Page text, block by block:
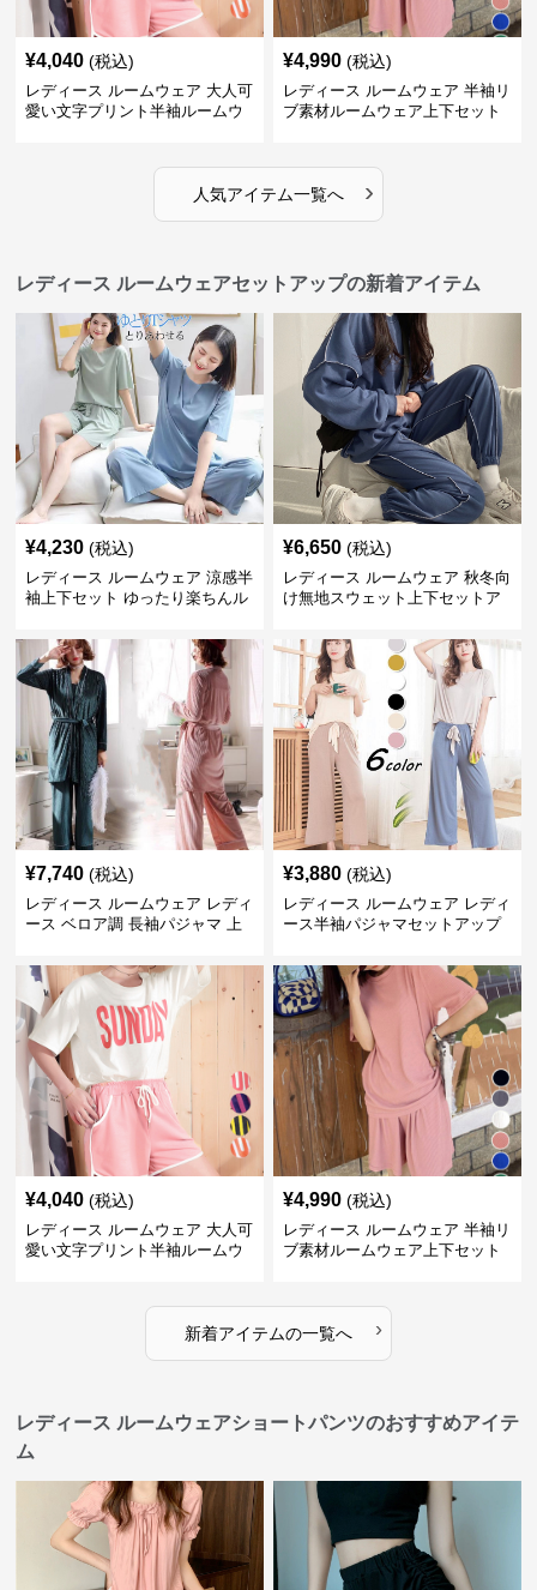
¥4,040 (税込)
レディース ルームウェア 大人可
愛い文字プリント半袖ルームウ
¥4,990 (税込)
レディース ルームウェア 半袖リ
ブ素材ルームウェア上下セット
人気アイテム一覧へ ›
レディース ルームウェアセットアップの新着アイテム
¥4,230 (税込)
レディース ルームウェア 涼感半
袖上下セット ゆったり楽ちんル
¥6,650 (税込)
レディース ルームウェア 秋冬向
け無地スウェット上下セットア
¥7,740 (税込)
レディース ルームウェア レディ
ース ベロア調 長袖パジャマ 上
¥3,880 (税込)
レディース ルームウェア レディ
ース半袖パジャマセットアップ
¥4,040 (税込)
レディース ルームウェア 大人可
愛い文字プリント半袖ルームウ
¥4,990 (税込)
レディース ルームウェア 半袖リ
ブ素材ルームウェア上下セット
新着アイテムの一覧へ ›
レディース ルームウェアショートパンツのおすすめアイテ
ム